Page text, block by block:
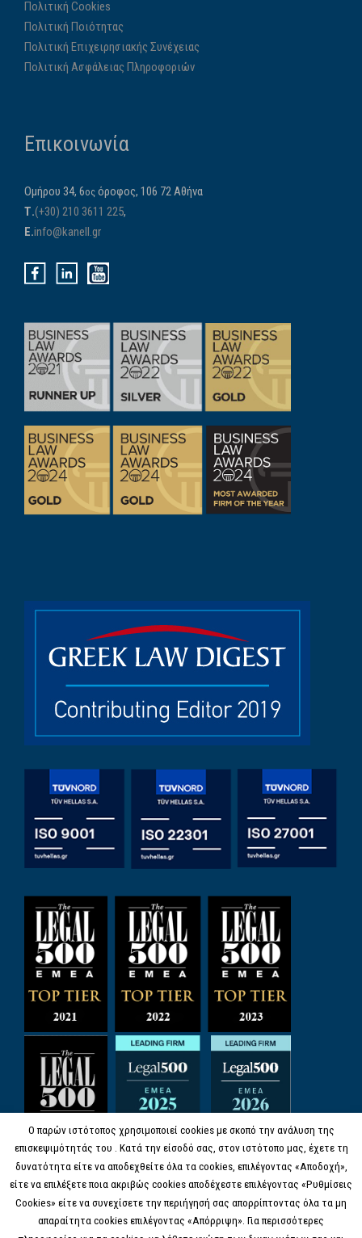
Πολιτική Cookies
Πολιτική Ποιότητας
Πολιτική Επιχειρησιακής Συνέχειας
Πολιτική Ασφάλειας Πληροφοριών
Επικοινωνία
Ομήρου 34, 6ος όροφος, 106 72 Αθήνα
Τ.(+30) 210 3611 225,
E.info@kanell.gr
Ο παρών ιστότοπος χρησιμοποιεί cookies με σκοπό την ανάλυση της
επισκεψιμότητάς του . Κατά την είσοδό σας, στον ιστότοπο μας, έχετε τη
δυνατότητα είτε να αποδεχθείτε όλα τα cookies, επιλέγοντας «Αποδοχή»,
είτε να επιλέξετε ποια ακριβώς cookies αποδέχεστε επιλέγοντας «Ρυθμίσεις
Cookies» είτε να συνεχίσετε την περιήγησή σας απορρίπτοντας όλα τα μη
απαραίτητα cookies επιλέγοντας «Απόρριψη». Για περισσότερες